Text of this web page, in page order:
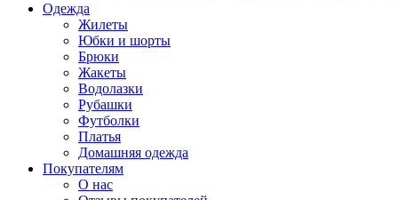
Одежда
Жилеты
Юбки и шорты
Брюки
Жакеты
Водолазки
Рубашки
Футболки
Платья
Домашняя одежда
Покупателям
О нас